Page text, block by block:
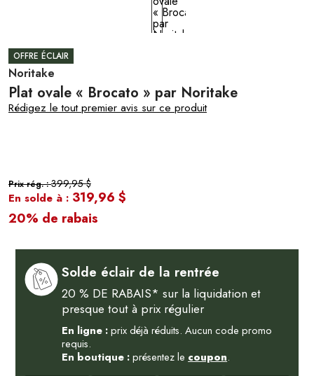
OFFRE ÉCLAIR
Noritake
Plat ovale « Brocato » par Noritake
Rédigez le tout premier avis sur ce produit
Prix rég. :399,95 $
En solde à : 319,96 $
20% de rabais
Solde éclair de la rentrée
20 % DE RABAIS* sur la liquidation et
presque tout à prix régulier
En ligne :prix déjà réduits. Aucun code promo
requis.
En boutique :présentez le coupon.